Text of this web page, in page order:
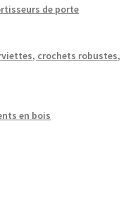
de porte
crochets robustes,
en bois